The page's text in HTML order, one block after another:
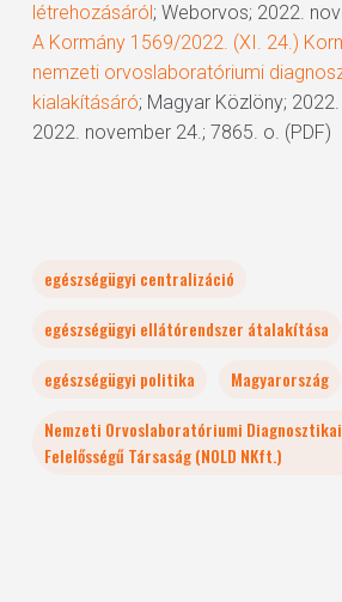
létrehozásáról; Weborvos; 2022.
A Kormány 1569/2022. (XI. 24.)
nemzeti orvoslaboratóriumi
kialakításáró; Magyar Közlöny;
2022. november 24.; 7865. o. (PDF)
egészségügyi centralizáció
egészségügyi ellátórendszer átalakítása
egészségügyi politika
Magyarország
Nemzeti Orvoslaboratóriumi
Felelősségű Társaság (NOLD NKft.)